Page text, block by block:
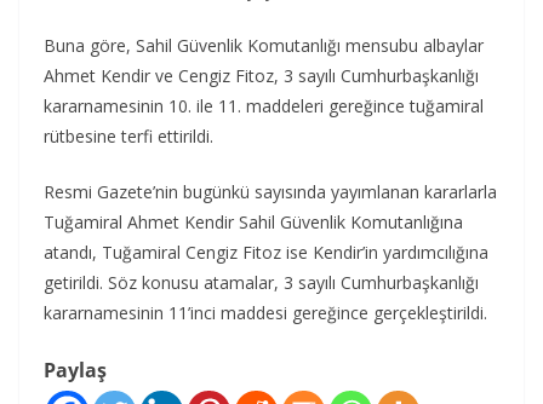
Buna göre, Sahil Güvenlik Komutanlığı mensubu albaylar
Ahmet Kendir ve Cengiz Fitoz, 3 sayılı Cumhurbaşkanlığı
kararnamesinin 10. ile 11. maddeleri gereğince tuğamiral
rütbesine terfi ettirildi.
Resmi Gazete’nin bugünkü sayısında yayımlanan kararlarla
Tuğamiral Ahmet Kendir Sahil Güvenlik Komutanlığına
atandı, Tuğamiral Cengiz Fitoz ise Kendir’in yardımcılığına
getirildi. Söz konusu atamalar, 3 sayılı Cumhurbaşkanlığı
kararnamesinin 11’inci maddesi gereğince gerçekleştirildi.
Paylaş